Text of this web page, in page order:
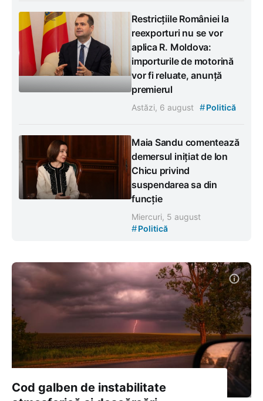
Restricțiile României la
reexporturi nu se vor
aplica R. Moldova:
importurile de motorină
vor fi reluate, anunță
premierul
Astăzi, 6 august #Politică
Maia Sandu comentează
demersul inițiat de Ion
Chicu privind
suspendarea sa din
funcție
Miercuri, 5 august
#Politică
Cod galben de instabilitate